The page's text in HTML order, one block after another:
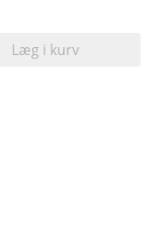
Læg i kurv